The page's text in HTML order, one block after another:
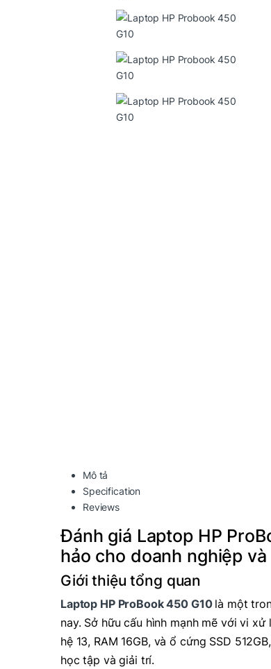
Mô tả
Specification
Reviews
Đánh giá Laptop HP
hảo cho doanh nghiệp
Giới thiệu tổng quan
Laptop HP ProBook 450 G10 là một
nay. Sở hữu cấu hình mạnh mẽ với vi
hệ 13, RAM 16GB, và ổ cứng SSD
học tập và giải trí.